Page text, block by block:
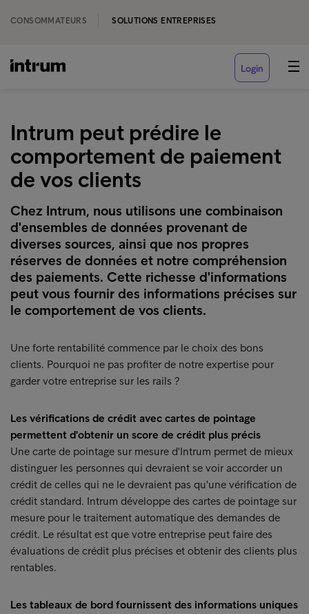
CONSOMMATEURS SOLUTIONS ENTREPRISES
Login
Intrum peut prédire le
comportement de paiement
de vos clients
Chez Intrum, nous utilisons une combinaison
d'ensembles de données provenant de
diverses sources, ainsi que nos propres
réserves de données et notre compréhension
des paiements. Cette richesse d'informations
peut vous fournir des informations précises sur
le comportement de vos clients.
Une forte rentabilité commence par le choix des bons
clients. Pourquoi ne pas profiter de notre expertise pour
garder votre entreprise sur les rails ?
Les vérifications de crédit avec cartes de pointage
permettent d'obtenir un score de crédit plus précis
Une carte de pointage sur mesure d'Intrum permet de mieux
distinguer les personnes qui devraient se voir accorder un
crédit de celles qui ne le devraient pas qu'une vérification de
crédit standard. Intrum développe des cartes de pointage sur
mesure pour le traitement automatique des demandes de
crédit. Le résultat est que votre entreprise peut faire des
évaluations de crédit plus précises et obtenir des clients plus
rentables.
Les tableaux de bord fournissent des informations uniques